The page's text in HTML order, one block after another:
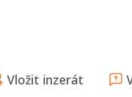
Vložit inzerát